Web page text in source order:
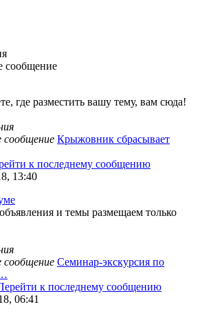
сообщение
где разместить вашу тему, вам сюда!
сообщение Крыжовник сбрасывает
к последнему сообщению
13:40
и темы размещаем только
сообщение Семинар-экскурсия по
к последнему сообщению
06:41